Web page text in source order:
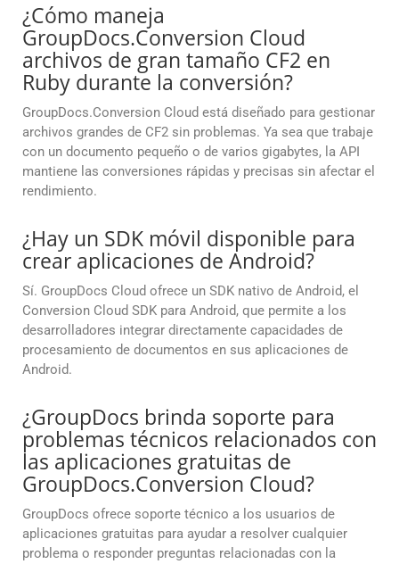
¿Cómo maneja
GroupDocs.Conversion Cloud
archivos de gran tamaño CF2 en
Ruby durante la conversión?
GroupDocs.Conversion Cloud está diseñado para gestionar
archivos grandes de CF2 sin problemas. Ya sea que trabaje
con un documento pequeño o de varios gigabytes, la API
mantiene las conversiones rápidas y precisas sin afectar el
rendimiento.
¿Hay un SDK móvil disponible para
crear aplicaciones de Android?
Sí. GroupDocs Cloud ofrece un SDK nativo de Android, el
Conversion Cloud SDK para Android, que permite a los
desarrolladores integrar directamente capacidades de
procesamiento de documentos en sus aplicaciones de
Android.
¿GroupDocs brinda soporte para
problemas técnicos relacionados con
las aplicaciones gratuitas de
GroupDocs.Conversion Cloud?
GroupDocs ofrece soporte técnico a los usuarios de
aplicaciones gratuitas para ayudar a resolver cualquier
problema o responder preguntas relacionadas con la